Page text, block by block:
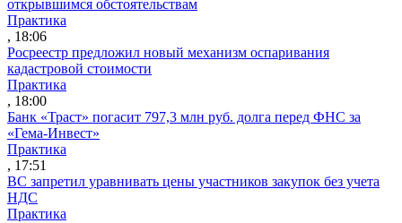
открывшимся обстоятельствам
Практика
, 18:06
Росреестр предложил новый механизм оспаривания
кадастровой стоимости
Практика
, 18:00
Банк «Траст» погасит 797,3 млн руб. долга перед ФНС за
«Гема-Инвест»
Практика
, 17:51
ВС запретил уравнивать цены участников закупок без учета
НДС
Практика